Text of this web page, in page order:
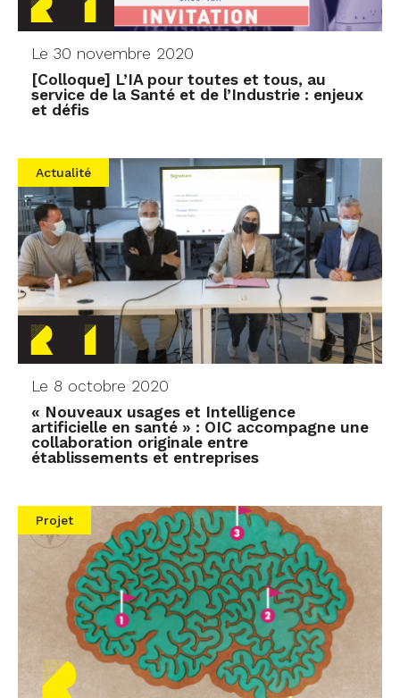
Le 30 novembre 2020
[Colloque] L’IA pour toutes et tous, au
service de la Santé et de l’Industrie : enjeux
et défis
Actualité
Le 8 octobre 2020
« Nouveaux usages et Intelligence
artificielle en santé » : OIC accompagne une
collaboration originale entre
établissements et entreprises
Projet